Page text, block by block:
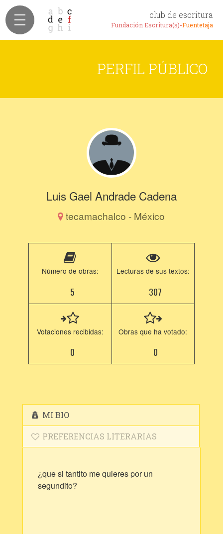
club de escritura
Fundación Escritura(s)-Fuentetaja
PERFIL PÚBLICO
Luis Gael Andrade Cadena
tecamachalco - México
Número de obras:
5
Lecturas de sus textos:
307
Votaciones recibidas:
0
Obras que ha votado:
0
MI BIO
PREFERENCIAS LITERARIAS
¿que si tantito me quieres por un
segundito?